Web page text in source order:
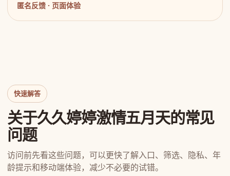
匿名反馈 · 页面体验
快速解答
关于久久婷婷激情五月天的常见
问题
访问前先看这些问题，可以更快了解入口、筛选、隐私、年
龄提示和移动端体验，减少不必要的试错。